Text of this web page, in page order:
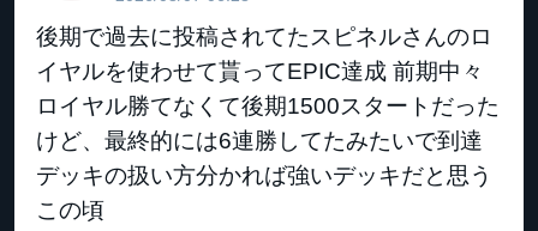
後期で過去に投稿されてたスピネルさんのロ
イヤルを使わせて貰ってEPIC達成 前期中々
ロイヤル勝てなくて後期1500スタートだった
けど、最終的には6連勝してたみたいで到達
デッキの扱い方分かれば強いデッキだと思う
この頃